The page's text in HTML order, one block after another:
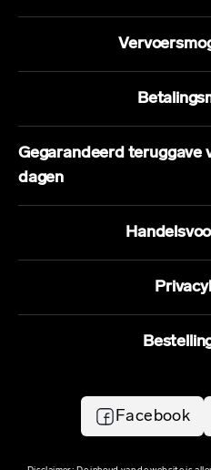
Gegarandeerd teruggave
dagen
Facebook